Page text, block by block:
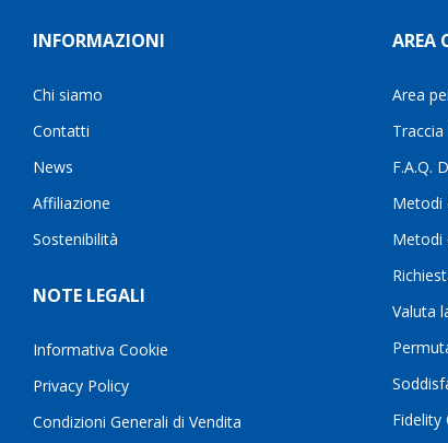
INFORMAZIONI
Chi siamo
Contatti
News
Affiliazione
Sostenibilità
NOTE LEGALI
Informativa Cookie
Privacy Policy
Condizioni Generali di Vendita
AREA
Area
F.A.Q.
Metodi
Metodi
Valuta
Fidelity